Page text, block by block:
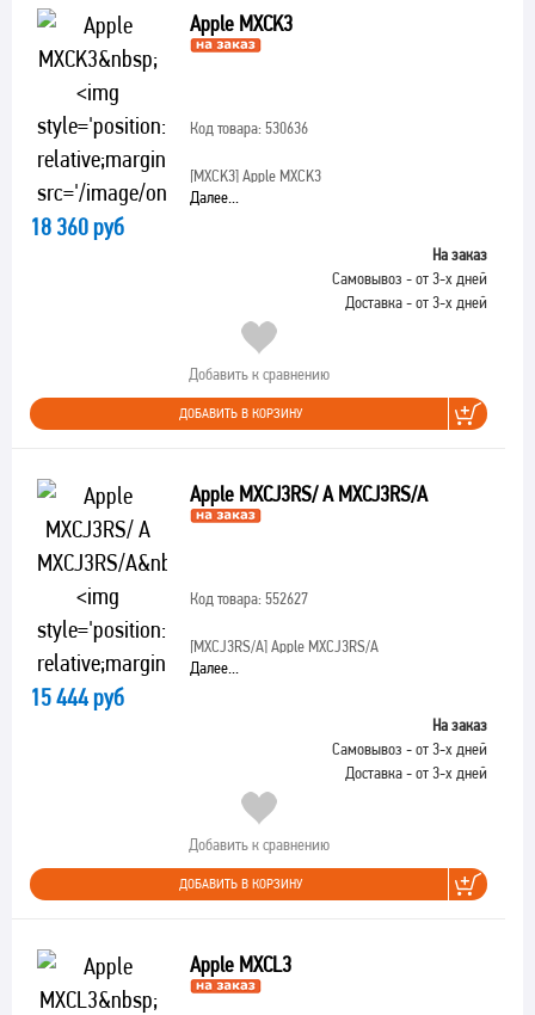
Apple MXCK3
Код товара: 530636
[MXCK3]Apple MXCK3
Далее...
18 360 руб
На заказ
Самовывоз - от 3-х дней
Доставка - от 3-х дней
Добавить к сравнению
ДОБАВИТЬ В КОРЗИНУ
Apple MXCJ3RS/ A MXCJ3RS/A
Код товара: 552627
[MXCJ3RS/A]Apple MXCJ3RS/A
Далее...
15 444 руб
На заказ
Самовывоз - от 3-х дней
Доставка - от 3-х дней
Добавить к сравнению
ДОБАВИТЬ В КОРЗИНУ
Apple MXCL3